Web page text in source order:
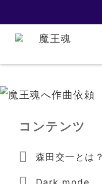
コンテンツ
森田交一とは？